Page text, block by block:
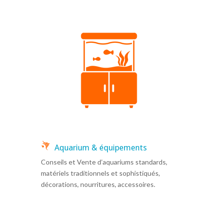
Aquarium & équipements
Conseils et Vente d’aquariums standards,
matériels traditionnels et sophistiqués,
décorations, nourritures, accessoires.